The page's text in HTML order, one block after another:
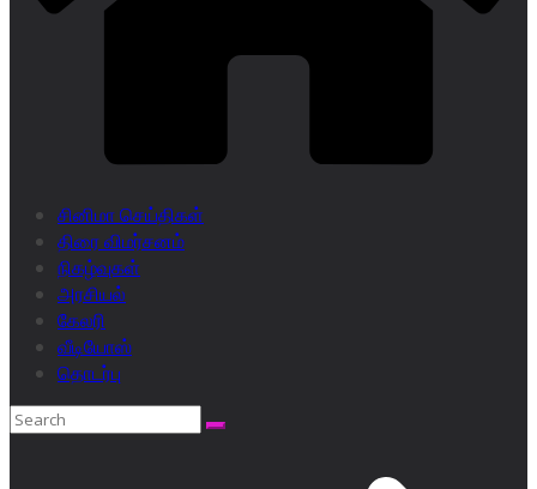
சினிமா செய்திகள்
திரை விமர்சனம்
நிகழ்வுகள்
அரசியல்
கேலரி
வீடியோஸ்
தொடர்பு